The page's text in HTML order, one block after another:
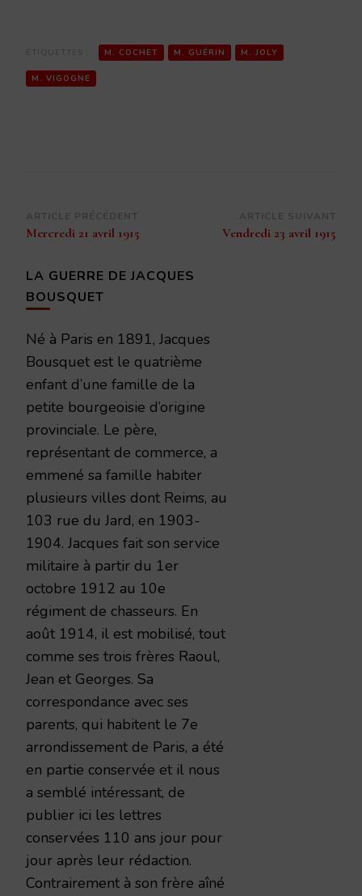
M. COCHET M. GUÉRIN M. JOLY
M. VIGOGNE
Navigation
d’article
Mercredi 21 avril 1915 Vendredi 23 avril 1915
LA GUERRE DE JACQUES
BOUSQUET
Né à Paris en 1891, Jacques
Bousquet est le quatrième
enfant d’une famille de la
petite bourgeoisie d’origine
provinciale. Le père,
représentant de commerce, a
emmené sa famille habiter
plusieurs villes dont Reims, au
103 rue du Jard, en 1903-
1904. Jacques fait son service
militaire à partir du 1er
octobre 1912 au 10e
régiment de chasseurs. En
août 1914, il est mobilisé, tout
comme ses trois frères Raoul,
Jean et Georges. Sa
correspondance avec ses
parents, qui habitent le 7e
arrondissement de Paris, a été
en partie conservée et il nous
a semblé intéressant, de
publier ici les lettres
conservées 110 ans jour pour
jour après leur rédaction.
Contrairement à son frère aîné